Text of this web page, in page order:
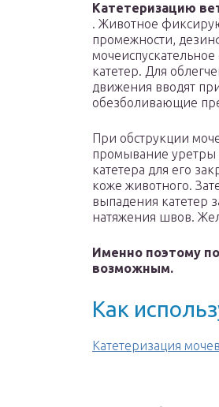
Катетеризацию
. Животное
промежности,
катетер. Для
движения вводят
обезболивающие
При обструкции
промывание уретры
катетера для его
коже животного.
выпадения катетер
натяжения швов.
Именно поэтому
возможным.
Как
Катетеризация